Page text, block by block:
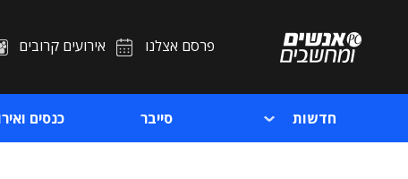
פרסם אצלנו אירועים קרובים
חדשות סייבר כנסים